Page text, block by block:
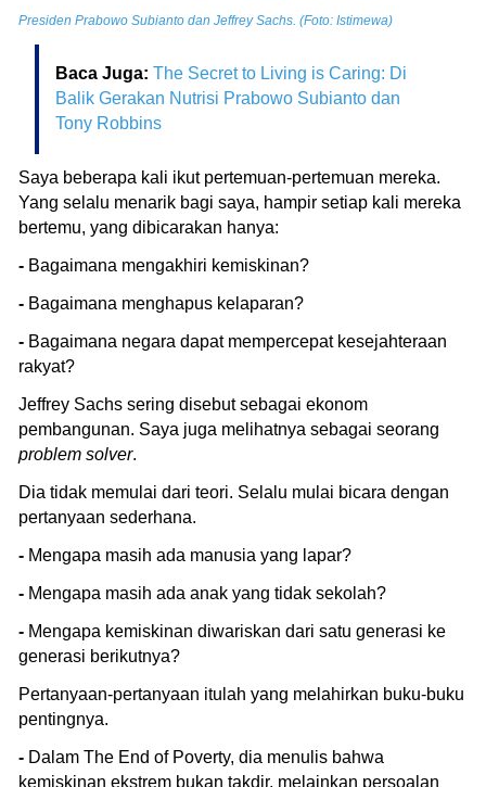
Presiden Prabowo Subianto dan Jeffrey Sachs. (Foto: Istimewa)
Baca Juga: The Secret to Living is Caring: Di
Balik Gerakan Nutrisi Prabowo Subianto dan
Tony Robbins
Saya beberapa kali ikut pertemuan-pertemuan mereka.
Yang selalu menarik bagi saya, hampir setiap kali mereka
bertemu, yang dibicarakan hanya:
- Bagaimana mengakhiri kemiskinan?
- Bagaimana menghapus kelaparan?
- Bagaimana negara dapat mempercepat kesejahteraan
rakyat?
Jeffrey Sachs sering disebut sebagai ekonom
pembangunan. Saya juga melihatnya sebagai seorang
problem solver.
Dia tidak memulai dari teori. Selalu mulai bicara dengan
pertanyaan sederhana.
- Mengapa masih ada manusia yang lapar?
- ⁠Mengapa masih ada anak yang tidak sekolah?
- Mengapa kemiskinan diwariskan dari satu generasi ke
generasi berikutnya?
Pertanyaan-pertanyaan itulah yang melahirkan buku-buku
pentingnya.
- Dalam The End of Poverty, dia menulis bahwa
kemiskinan ekstrem bukan takdir, melainkan persoalan